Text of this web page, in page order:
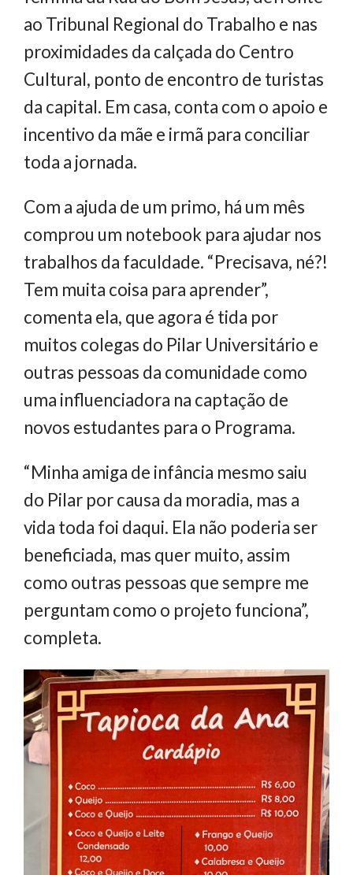
ao Tribunal Regional do Trabalho e nas
proximidades da calçada do Centro
Cultural, ponto de encontro de turistas
da capital. Em casa, conta com o apoio e
incentivo da mãe e irmã para conciliar
toda a jornada.
Com a ajuda de um primo, há um mês
comprou um notebook para ajudar nos
trabalhos da faculdade. “Precisava, né?!
Tem muita coisa para aprender”,
comenta ela, que agora é tida por
muitos colegas do Pilar Universitário e
outras pessoas da comunidade como
uma influenciadora na captação de
novos estudantes para o Programa.
“Minha amiga de infância mesmo saiu
do Pilar por causa da moradia, mas a
vida toda foi daqui. Ela não poderia ser
beneficiada, mas quer muito, assim
como outras pessoas que sempre me
perguntam como o projeto funciona”,
completa.